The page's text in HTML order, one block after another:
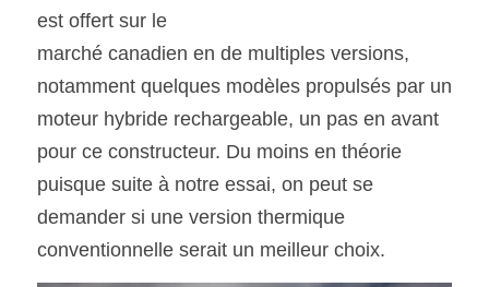
est offert sur le
marché canadien en de multiples versions,
notamment quelques modèles propulsés par un
moteur hybride rechargeable, un pas en avant
pour ce constructeur. Du moins en théorie
puisque suite à notre essai, on peut se
demander si une version thermique
conventionnelle serait un meilleur choix.